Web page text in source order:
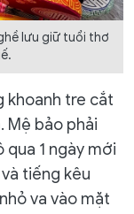
lưu giữ tuổi thơ
khoanh tre cắt
Mệ bảo phải
1 ngày mới
tiếng kêu
va vào mặt